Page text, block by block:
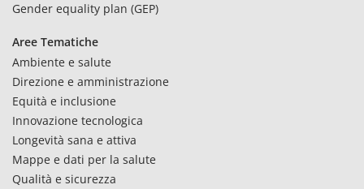
Gender equality plan (GEP)
Aree Tematiche
Ambiente e salute
Direzione e amministrazione
Equità e inclusione
Innovazione tecnologica
Longevità sana e attiva
Mappe e dati per la salute
Qualità e sicurezza